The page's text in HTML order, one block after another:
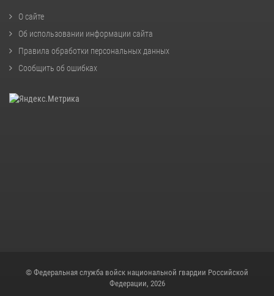
О сайте
Об использовании информации сайта
Правила обработки персональных данных
Сообщить об ошибках
© Федеральная служба войск национальной гвардии Российской
Федерации, 2026